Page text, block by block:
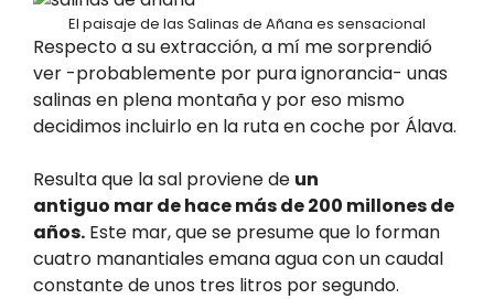
El paisaje de las Salinas de Añana es sensacional
Respecto a su extracción, a mí me sorprendió
ver -probablemente por pura ignorancia- unas
salinas en plena montaña y por eso mismo
decidimos incluirlo en la ruta en coche por Álava.
Resulta que la sal proviene de un
antiguo marde hace más de 200 millones de
años. Este mar, que se presume que lo forman
cuatro manantiales emana agua con un caudal
constante de unos tres litros por segundo.